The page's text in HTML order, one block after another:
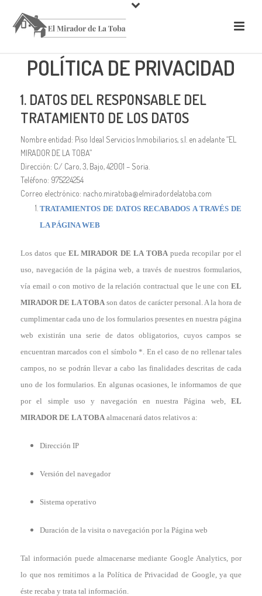
POLÍTICA DE PRIVACIDAD
1. DATOS DEL RESPONSABLE DEL
TRATAMIENTO DE LOS DATOS
Nombre entidad: Piso Ideal Servicios Inmobiliarios, s.l. en adelante “EL
MIRADOR DE LA TOBA”
Dirección: C/ Caro, 3, Bajo, 42001 – Soria.
Teléfono: 975224254
Correo electrónico: nacho.miratoba@elmiradordelatoba.com
TRATAMIENTOS DE DATOS RECABADOS A TRAVÉS DE
LA PÁGINA WEB
Los datos queEL MIRADOR DE LA TOBApueda recopilar por el
uso, navegación de la página web, a través de nuestros formularios,
vía email o con motivo de la relación contractual que le une con EL
MIRADOR DE LA TOBA son datos de carácter personal. A la hora de
cumplimentar cada uno de los formularios presentes en nuestra página
web existirán una serie de datos obligatorios, cuyos campos se
encuentran marcados con el símbolo *. En el caso de no rellenar tales
campos, no se podrán llevar a cabo las finalidades descritas de cada
uno de los formularios.En algunas ocasiones, le informamos de que
por el simple uso y navegación en nuestra Página web, EL
MIRADOR DE LA TOBA almacenará datos relativos a:
Dirección IP
Versión del navegador
Sistema operativo
Duración de la visita o navegación por la Página web
Tal información puede almacenarse mediante Google Analytics, por
lo que nos remitimos a la Política de Privacidad de Google, ya que
éste recaba y trata tal información.